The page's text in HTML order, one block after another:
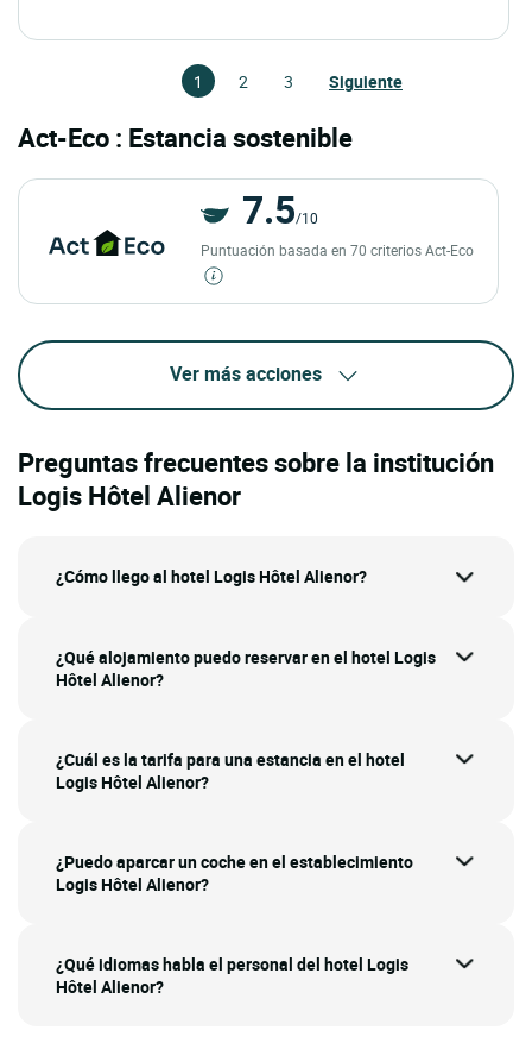
1 2 3 Siguiente
Act-Eco : Estancia sostenible
7.5/10
Puntuación basada en 70 criterios Act-Eco
Ver más acciones
Preguntas frecuentes sobre la institución
Logis Hôtel Alienor
¿Cómo llego al hotel Logis Hôtel Alienor?
¿Qué alojamiento puedo reservar en el hotel Logis
Hôtel Alienor?
¿Cuál es la tarifa para una estancia en el hotel
Logis Hôtel Alienor?
¿Puedo aparcar un coche en el establecimiento
Logis Hôtel Alienor?
¿Qué idiomas habla el personal del hotel Logis
Hôtel Alienor?